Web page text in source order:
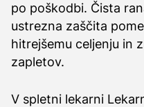
po poškodbi. Čista
ustrezna zaščita
hitrejšemu celjenju in
zapletov.
V spletni lekarni